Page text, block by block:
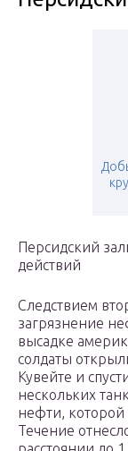
Персидский
действий
Следствием
загрязнение
высадке
солдаты
Кувейте и
нескольких
нефти,
Течение